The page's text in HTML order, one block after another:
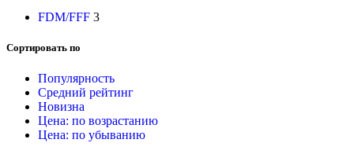
FDM/FFF 3
Сортировать по
Популярность
Средний рейтинг
Новизна
Цена: по возрастанию
Цена: по убыванию